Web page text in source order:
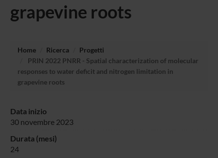
grapevine roots
Home Ricerca
Progetti
PRIN 2022 PNRR - Spatial characterization of molecular
responses to water deficit and nitrogen limitation in
grapevine roots
Data inizio
30 novembre 2023
Durata (mesi)
24